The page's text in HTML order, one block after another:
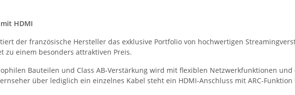
HDMI
der französische Hersteller das exklusive Portfolio von hochwertigen
zu einem besonders attraktiven Preis.
Bauteilen und Class AB-Verstärkung wird mit flexiblen Netzwerkfunktionen
über lediglich ein einzelnes Kabel steht ein HDMI-Anschluss mit ARC-Funktion